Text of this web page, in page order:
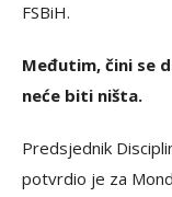
FSBiH.
Međutim, čini se
neće biti ništa.
Predsjednik
potvrdio je za